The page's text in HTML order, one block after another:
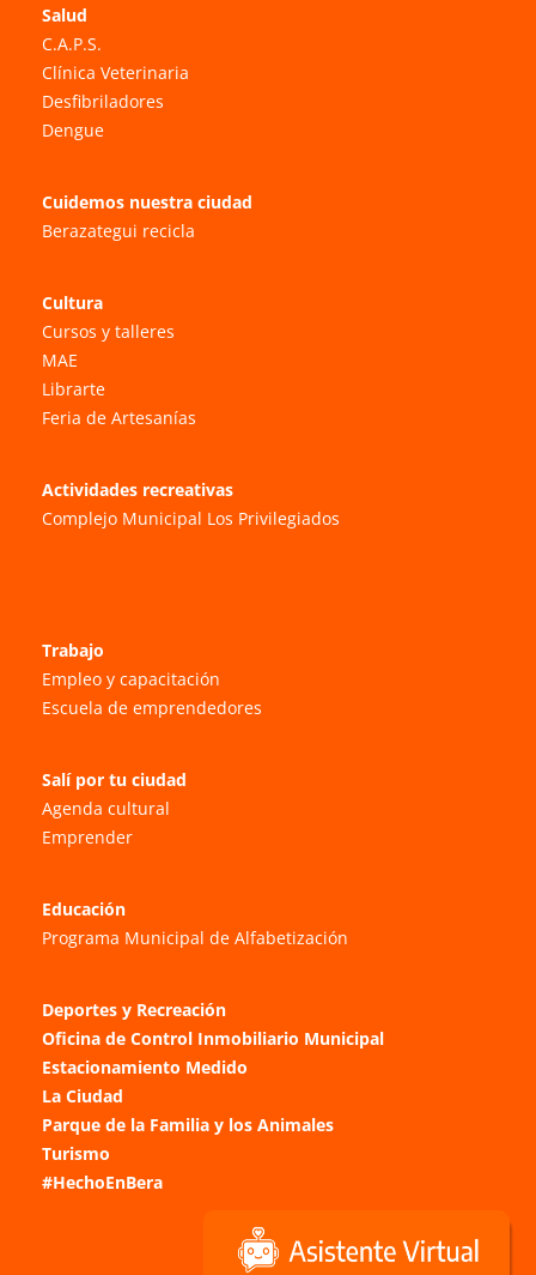
Salud
C.A.P.S.
Clínica Veterinaria
Desfibriladores
Dengue
Cuidemos nuestra ciudad
Berazategui recicla
Cultura
Cursos y talleres
MAE
Librarte
Feria de Artesanías
Actividades recreativas
Complejo Municipal Los Privilegiados
Trabajo
Empleo y capacitación
Escuela de emprendedores
Salí por tu ciudad
Agenda cultural
Emprender
Educación
Programa Municipal de Alfabetización
Deportes y Recreación
Oficina de Control Inmobiliario Municipal
Estacionamiento Medido
La Ciudad
Parque de la Familia y los Animales
Turismo
#HechoEnBera